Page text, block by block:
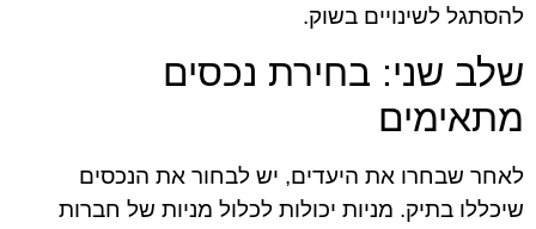
להסתגל לשינויים בשוק.
שלב שני: בחירת נכסים
מתאימים
לאחר שבחרו את היעדים, יש לבחור את הנכסים
שיכללו בתיק. מניות יכולות לכלול מניות של חברות